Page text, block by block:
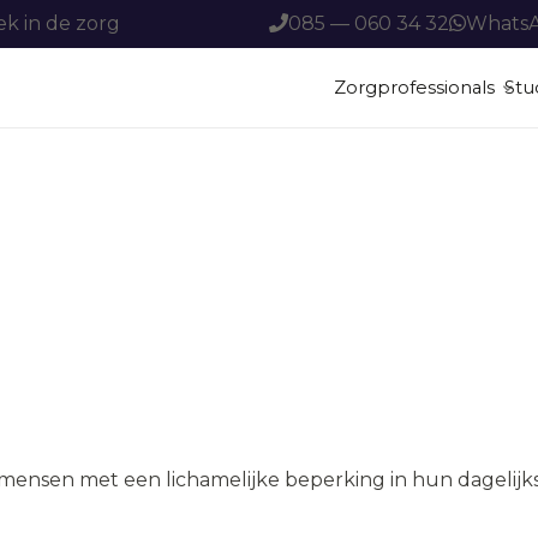
in de zorg 085 — 060 34 32
Zorgprofessionals
met een lichamelijke beperking in hun